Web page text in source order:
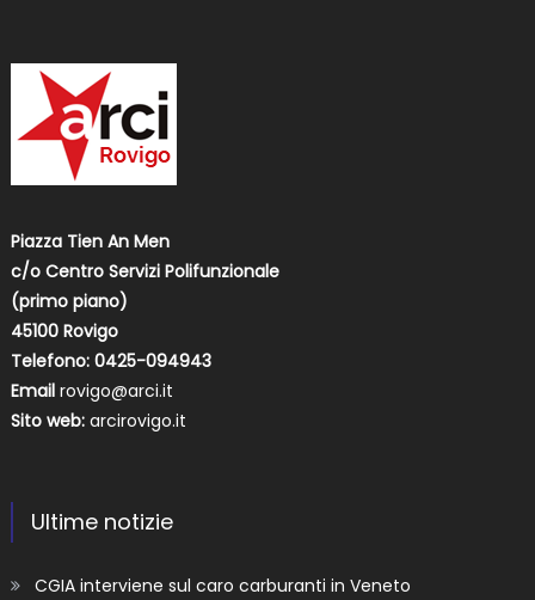
Piazza Tien An Men
c/o Centro Servizi Polifunzionale
(primo piano)
45100 Rovigo
Telefono: 0425-094943
Email rovigo@arci.it
Sito web: arcirovigo.it
Ultime notizie
CGIA interviene sul caro carburanti in Veneto